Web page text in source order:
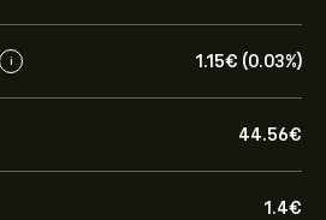
i 1.15‎€‎ (0.03%)
44.56‎€‎
1.4‎€‎